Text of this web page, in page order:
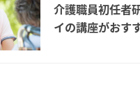
介護職員初任者
イの講座がおす